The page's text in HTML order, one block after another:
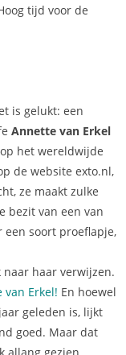
tijd voor de
is gelukt: een
Annette van Erkel
het wereldwijde
de website exto.nl,
ze maakt zulke
bezit van een van
een soort proeflapje,
haar verwijzen.
Erkel! En hoewel
geleden is, lijkt
goed. Maar dat
allang gezien.